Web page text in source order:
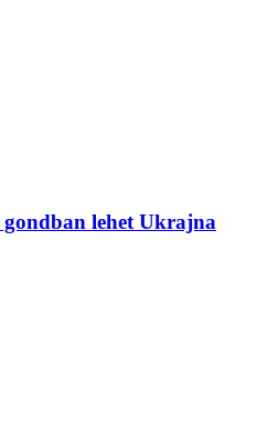
lehet Ukrajna